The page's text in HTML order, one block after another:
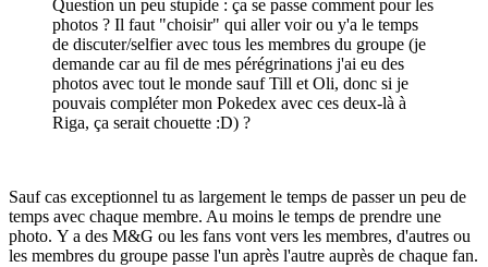
Question un peu stupide : ça se passe comment pour les
photos ? Il faut "choisir" qui aller voir ou y'a le temps
de discuter/selfier avec tous les membres du groupe (je
demande car au fil de mes pérégrinations j'ai eu des
photos avec tout le monde sauf Till et Oli, donc si je
pouvais compléter mon Pokedex avec ces deux-là à
Riga, ça serait chouette :D) ?
Sauf cas exceptionnel tu as largement le temps de passer un peu de
temps avec chaque membre. Au moins le temps de prendre une
photo. Y a des M&G ou les fans vont vers les membres, d'autres ou
les membres du groupe passe l'un après l'autre auprès de chaque fan.